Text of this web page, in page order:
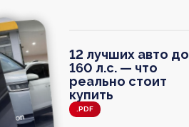
12 лучших авто до
160 л.с. — что
реально стоит
купить
.PDF